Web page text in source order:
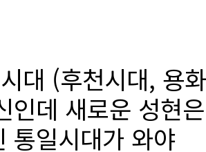
대 (후천시대, 용
인데 새로운 성현
통일시대가 와야